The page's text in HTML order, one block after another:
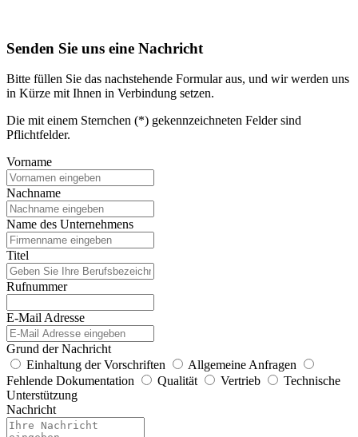
Senden Sie uns eine Nachricht
Bitte füllen Sie das nachstehende Formular aus, und wir werden uns
in Kürze mit Ihnen in Verbindung setzen.
Die mit einem Sternchen (*) gekennzeichneten Felder sind
Pflichtfelder.
Vorname
Nachname
Name des Unternehmens
Titel
Rufnummer
E-Mail Adresse
Grund der Nachricht
Einhaltung der Vorschriften
Allgemeine Anfragen
Fehlende Dokumentation
Qualität Vertrieb
Technische
Unterstützung
Nachricht